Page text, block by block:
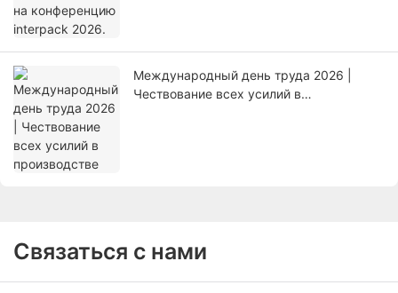
Международный день труда 2026 |
Чествование всех усилий в
Связаться с нами